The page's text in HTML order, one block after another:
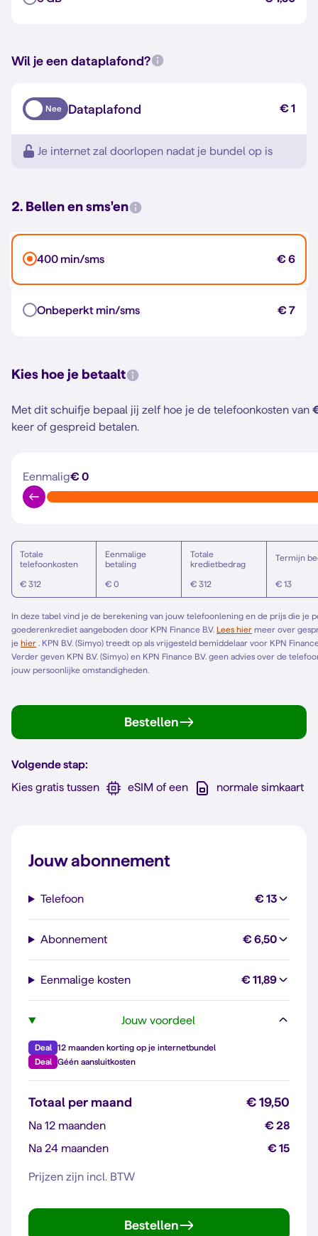
Wil je een dataplafond?
Nee Dataplafond € 1
Je internet zal doorlopen nadat je bundel op is
2. Bellen en sms'en
400 min/sms € 6
Onbeperkt min/sms € 7
Kies hoe je betaalt
Met dit schuifje bepaal jij zelf hoe je de telefoonkosten van
keer of gespreid betalen.
Eenmalig€ 0
Totale
telefoonkosten
€ 312
Eenmalige
betaling
€ 0
Totale
kredietbedrag
€ 312
Termijn
€ 13
In deze tabel vind je de berekening van jouw telefoonlening en de prijs die je
goederenkrediet aangeboden door KPN Finance B.V. Lees hier
je hier
Verder geven KPN B.V. (Simyo) en KPN Finance B.V. geen advies over de
jouw persoonlijke omstandigheden.
Bestellen
Volgende stap:
Kies gratis tussen
eSIM of een normale simkaart
Jouw abonnement
Telefoon € 13
Abonnement € 6,50
Eenmalige kosten € 11,89
Jouw voordeel
Deal
12 maanden korting op je internetbundel
Deal
Géén aansluitkosten
Totaal per maand € 19,50
Na 12 maanden
€ 28
Na 24 maanden
€ 15
Prijzen zijn incl. BTW
Bestellen